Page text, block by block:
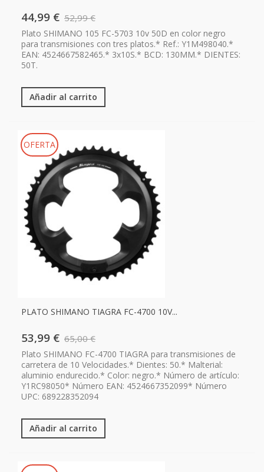
44,99 € 52,99 €
Plato SHIMANO 105 FC-5703 10v 50D en color negro
para transmisiones con tres platos.* Ref.: Y1M498040.*
EAN: 4524667582465.* 3x10S.* BCD: 130MM.* DIENTES:
50T.
Añadir al carrito
OFERTA
PLATO SHIMANO TIAGRA FC-4700 10V...
53,99 € 65,00 €
Plato SHIMANO FC-4700 TIAGRA para transmisiones de
carretera de 10 Velocidades.* Dientes: 50.* Malterial:
aluminio endurecido.* Color: negro.* Número de artículo:
Y1RC98050* Número EAN: 4524667352099* Número
UPC: 689228352094
Añadir al carrito